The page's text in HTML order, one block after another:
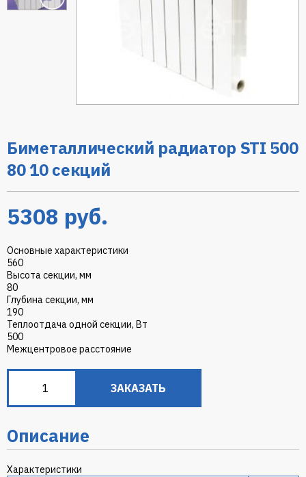
Биметаллический радиатор STI 500
80 10 секций
5308 руб.
Основные характеристики
560
Высота секции, мм
80
Глубина секции, мм
190
Теплоотдача одной секции, Вт
500
Межцентровое расстояние
ЗАКАЗАТЬ
Описание
Характеристики